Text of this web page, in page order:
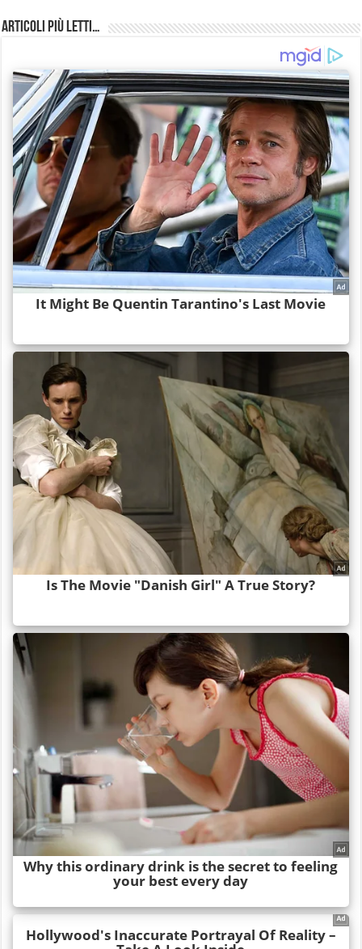
Articoli più Letti…